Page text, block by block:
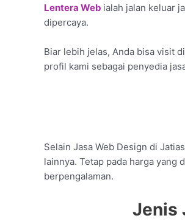
Lentera Web ialah jalan keluar
dipercaya.
Biar lebih jelas, Anda bisa visit
profil kami sebagai penyedia
Selain Jasa Web Design di
lainnya. Tetap pada harga yang
berpengalaman.
Jenis